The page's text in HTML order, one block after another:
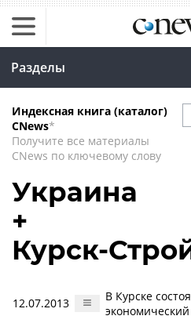
Разделы
Индексная книга (каталог)
CNews*
Получите все материалы
CNews по ключевому слову
Украина
+
Курск-
12.07.2013
В Курске